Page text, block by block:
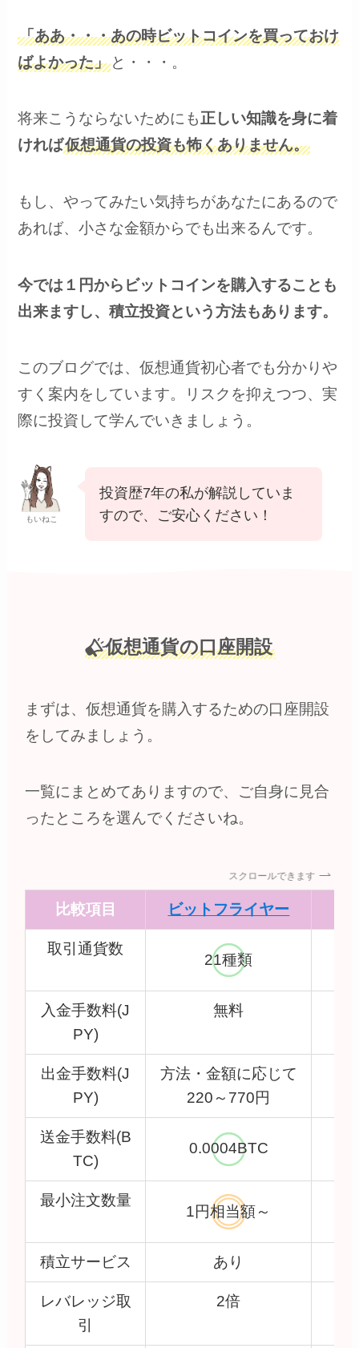
「ああ・・・あの時ビットコインを買っておけ
ばよかった」 と・・・。
将来こうならないためにも正しい知識を身に着
ければ仮想通貨の投資も怖くありません。
もし、やってみたい気持ちがあなたにあるので
あれば、小さな金額からでも出来るんです。
今では１円からビットコインを購入することも
出来ますし、積立投資という方法もあります。
このブログでは、仮想通貨初心者でも分かりや
すく案内をしています。リスクを抑えつつ、実
際に投資して学んでいきましょう。
もいねこ
投資歴7年の私が解説していま
すので、ご安心ください！
仮想通貨の口座開設
まずは、仮想通貨を購入するための口座開設
をしてみましょう。
一覧にまとめてありますので、ご自身に見合
ったところを選んでくださいね。
スクロールできます
比較項目 ビットフライヤー
取引通貨数
21種類
入金手数料(J
PY)
無料
出金手数料(J
PY)
方法・金額に応じて
220～770円
送金手数料(B
TC)
0.0004BTC
最小注文数量
1円相当額～
積立サービス あり
レバレッジ取
引
2倍